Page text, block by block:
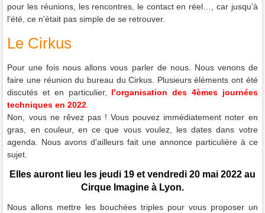
pour les réunions, les rencontres, le contact en réel…, car jusqu’à
l’été, ce n’était pas simple de se retrouver.
Le Cirkus
Pour une fois nous allons vous parler de nous. Nous venons de
faire une réunion du bureau du Cirkus. Plusieurs éléments ont été
discutés et en particulier, l’organisation des 4èmes journées
techniques en 2022.
Non, vous ne rêvez pas ! Vous pouvez immédiatement noter en
gras, en couleur, en ce que vous voulez, les dates dans votre
agenda. Nous avons d'ailleurs fait une annonce particulière à ce
sujet.
Elles auront lieu les jeudi 19 et vendredi 20 mai 2022 au
Cirque Imagine à Lyon.
Nous allons mettre les bouchées triples pour vous proposer un